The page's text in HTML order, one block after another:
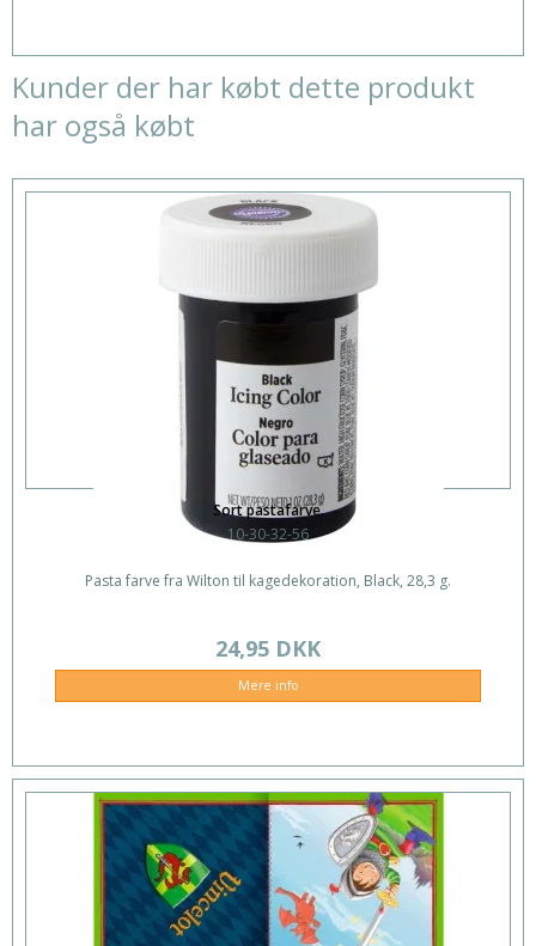
Kunder der har købt dette produkt
har også købt
Sort pastafarve.
10-30-32-56
Pasta farve fra Wilton til kagedekoration, Black, 28,3 g.
24,95 DKK
Mere info